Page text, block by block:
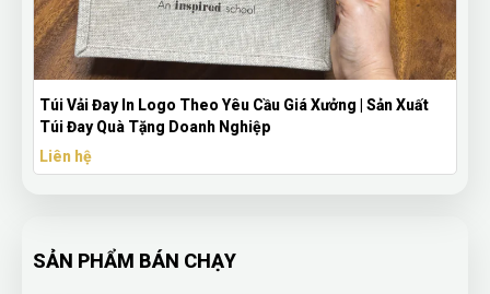
Theo Yêu Cầu Giá Xưởng | Sản Xuất
Doanh Nghiệp
THƯỚC NHỰA IN
SẢN PHẨM BÁN CHẠY